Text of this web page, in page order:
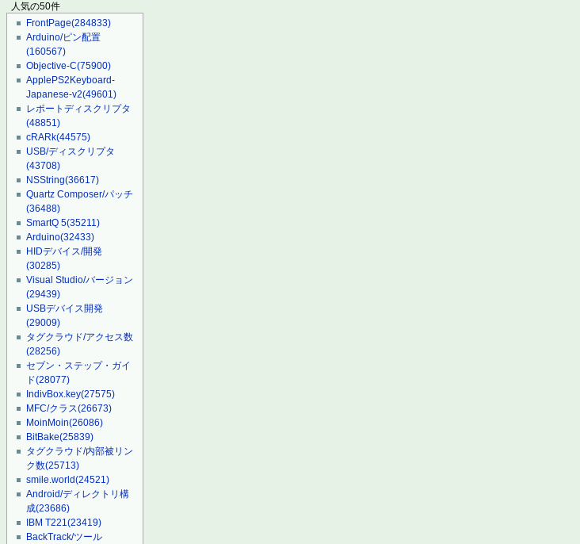
人気の50件
FrontPage(284833)
Arduino/ピン配置
(160567)
Objective-C(75900)
ApplePS2Keyboard-
Japanese-v2(49601)
レポートディスクリプタ
(48851)
cRARk(44575)
USB/ディスクリプタ
(43708)
NSString(36617)
Quartz Composer/パッチ
(36488)
SmartQ 5(35211)
Arduino(32433)
HIDデバイス/開発
(30285)
Visual Studio/バージョン
(29439)
USBデバイス開発
(29009)
タグクラウド/アクセス数
(28256)
セブン・ステップ・ガイ
ド(28077)
IndivBox.key(27575)
MFC/クラス(26673)
MoinMoin(26086)
BitBake(25839)
タグクラウド/内部被リン
ク数(25713)
smile.world(24521)
Android/ディレクトリ構
成(23686)
IBM T221(23419)
BackTrack/ツール